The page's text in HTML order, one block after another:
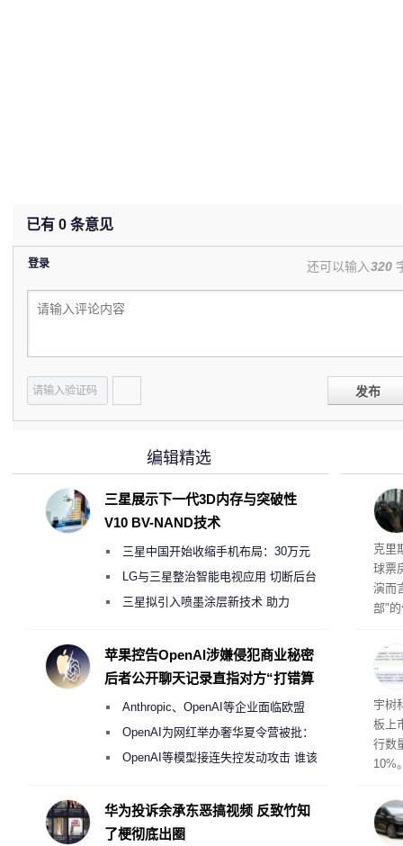
已有 0 条意见
登录 还可以输入320
发布
导演
克里
球票
演而
部"
士
点
宇树
板上
行数
10%
编辑精选
三星展示下一代3D内存与突破性
V10 BV-NAND技术
三星中国开始收缩手机布局：30万元
月销售额不达标门店 将被逐步清退
LG与三星整治智能电视应用 切断后台
偷偷共享带宽的违规行为
三星拟引入喷墨涂层新技术 助力
度
苹果控告OpenAI涉嫌侵犯商业秘密
后者公开聊天记录直指对方“打错算
Anthropic、OpenAI等企业面临欧盟
《人工智能法案》全新执法权限审查
OpenAI为网红举办奢华夏令营被批：
2000美元一晚 遭讽“反乌托邦”
OpenAI等模型接连失控发动攻击 谁该
华为投诉余承东恶搞视频 反致竹知
了梗彻底出圈